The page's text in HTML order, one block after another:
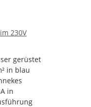
230V
gerüstet
in blau
in